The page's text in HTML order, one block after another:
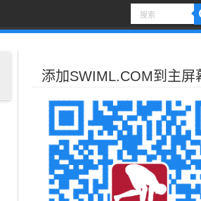
添加SWIML.COM到主屏